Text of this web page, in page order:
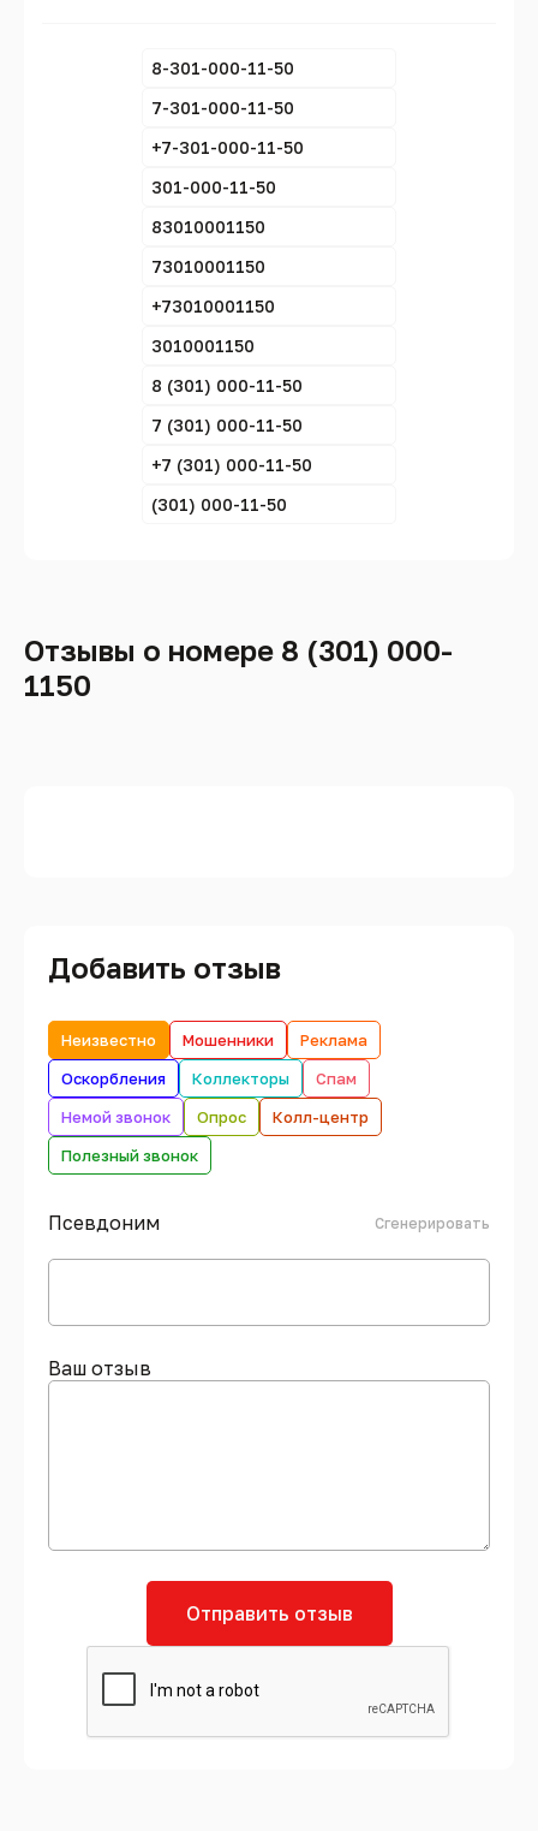
8-301-000-11-50
7-301-000-11-50
+7-301-000-11-50
301-000-11-50
83010001150
73010001150
+73010001150
3010001150
8 (301) 000-11-50
7 (301) 000-11-50
+7 (301) 000-11-50
(301) 000-11-50
Отзывы о номере 8 (301) 000-
1150
Добавить отзыв
Неизвестно Мошенники
Реклама
Оскорбления
Коллекторы
Спам
Немой звонок
Опрос
Колл-центр
Полезный звонок
Псевдоним Сгенерировать
Ваш отзыв
Отправить отзыв